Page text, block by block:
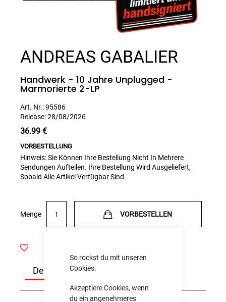
So rockst du mit unseren
Cookies:
Akzeptiere Cookies, wenn
du ein angenehmeres
the
beginning
the
images
gallery
ANDREAS GABALIER
Handwerk - 10 Jahre Unplugged -
Marmorierte 2-LP
Art. Nr.:95586
Release:28/08/2026
36.99 €
VORBESTELLUNG
Hinweis: Sie Können Ihre Bestellung Nicht In Mehrere
Sendungen Aufteilen. Ihre Bestellung Wird Ausgeliefert,
Sobald Alle Artikel Verfügbar Sind.
Menge VORBESTELLEN
Details